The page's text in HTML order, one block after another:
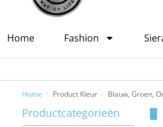
Home Fashion
Home / Product Kleur / Blauw, Groen,
Productcategorieën